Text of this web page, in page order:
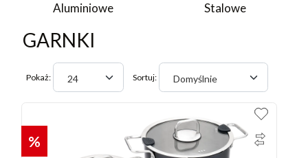
Aluminiowe Stalowe
GARNKI
Pokaż: 24 Sortuj: Domyślnie
%